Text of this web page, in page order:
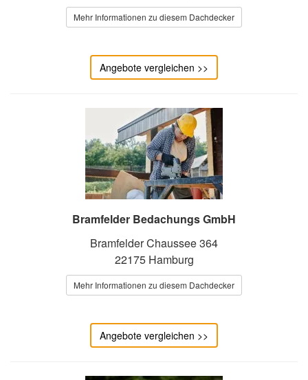
Mehr Informationen zu diesem Dachdecker
Angebote vergleichen >>
Bramfelder Bedachungs GmbH
Bramfelder Chaussee 364
22175 Hamburg
Mehr Informationen zu diesem Dachdecker
Angebote vergleichen >>